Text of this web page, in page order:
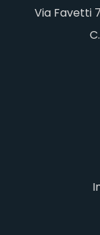
Via Favetti